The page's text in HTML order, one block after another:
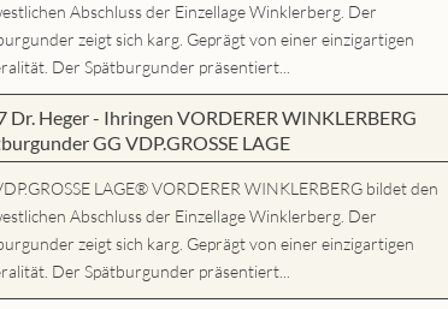
Abschluss der Einzellage Winklerberg. Der
zeigt sich karg. Geprägt von einer einzigartigen
Der Spätburgunder präsentiert...
Dr. Heger - Ihringen VORDERER WINKLERBERG
GG VDP.GROSSE LAGE
LAGE® VORDERER WINKLERBERG bildet den
Abschluss der Einzellage Winklerberg. Der
zeigt sich karg. Geprägt von einer einzigartigen
Der Spätburgunder präsentiert...